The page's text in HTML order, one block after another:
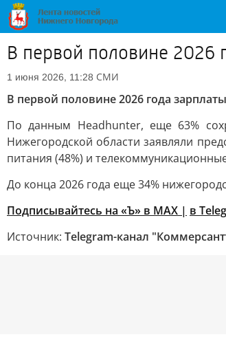
В первой половине 2026
1 июня 2026, 11:28 СМИ
В первой половине 2026 года
По данным Headhunter, еще 63%
Нижегородской области заявляли
питания (48%) и
До конца 2026 года еще 34%
Подписывайтесь на «Ъ» в MAX | в
Источник: Telegram-канал